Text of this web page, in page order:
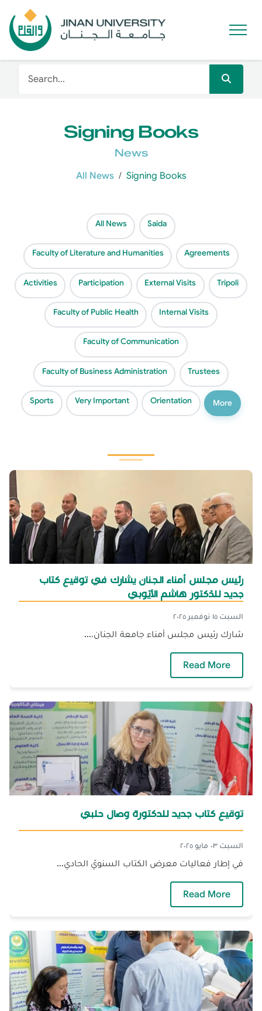
Signing Books
News
All News Signing Books
All News Saida
Faculty of Literature and Humanities Agreements
Activities Participation External Visits Tripoli
Faculty of Public Health Internal Visits
Faculty of Communication
Faculty of Business Administration Trustees
Sports Very Important Orientation More
رئيس مجلس أمناء الجنان يشارك في توقيع كتاب
جديد للدّكتور هاشم الأيّوبي
السبت ١٥ نوفمبر ٢٠٢٥
شارك رئيس مجلس أمناء جامعة الجنان،...
Read More
توقيع كتاب جديد للدكتورة وصال حلبي
السبت ٠٣ مايو ٢٠٢٥
في إطار فعاليات معرض الكتاب السنويّ الحادي...
Read More